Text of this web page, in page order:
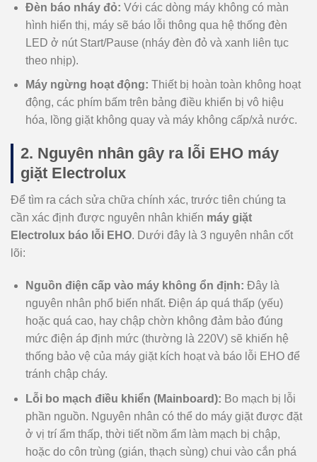
Đèn báo nháy đỏ: Với các dòng máy không có màn
hình hiển thị, máy sẽ báo lỗi thông qua hệ thống đèn
LED ở nút Start/Pause (nháy đèn đỏ và xanh liên tục
theo nhịp).
Máy ngừng hoạt động: Thiết bị hoàn toàn không hoạt
động, các phím bấm trên bảng điều khiển bị vô hiệu
hóa, lồng giặt không quay và máy không cấp/xả nước.
2. Nguyên nhân gây ra lỗi EHO máy
giặt Electrolux
Để tìm ra cách sửa chữa chính xác, trước tiên chúng ta
cần xác định được nguyên nhân khiến máy giặt
Electrolux báo lỗi EHO. Dưới đây là 3 nguyên nhân cốt
lõi:
Nguồn điện cấp vào máy không ổn định: Đây là
nguyên nhân phổ biến nhất. Điện áp quá thấp (yếu)
hoặc quá cao, hay chập chờn không đảm bảo đúng
mức điện áp định mức (thường là 220V) sẽ khiến hệ
thống bảo vệ của máy giặt kích hoạt và báo lỗi EHO để
tránh chập cháy.
Lỗi bo mạch điều khiển (Mainboard): Bo mạch bị lỗi
phần nguồn. Nguyên nhân có thể do máy giặt được đặt
ở vị trí ẩm thấp, thời tiết nồm ẩm làm mạch bị chập,
hoặc do côn trùng (gián, thạch sùng) chui vào cắn phá